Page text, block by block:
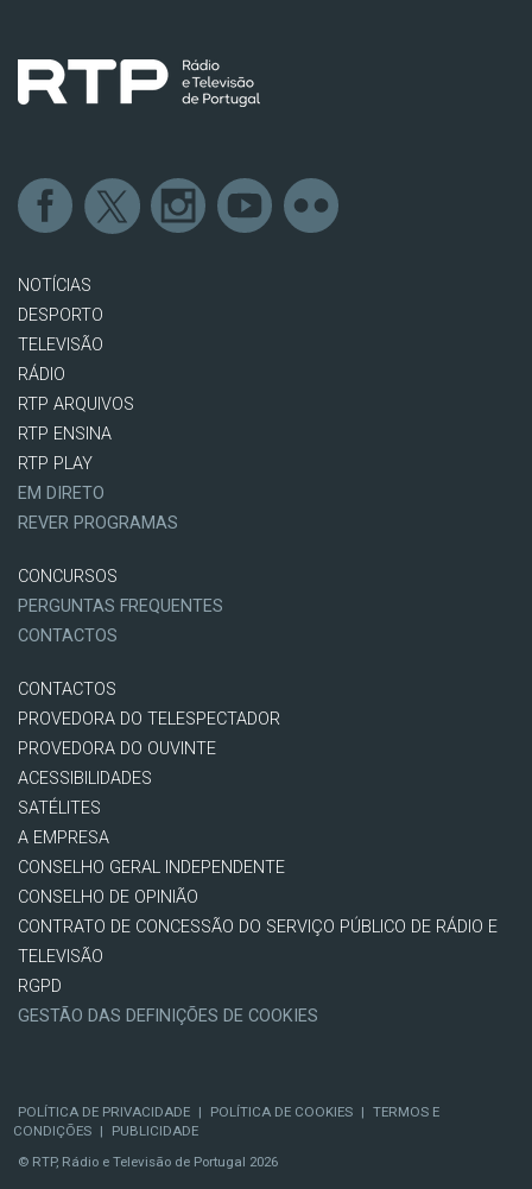
NOTÍCIAS
DESPORTO
TELEVISÃO
RÁDIO
RTP ARQUIVOS
RTP ENSINA
RTP PLAY
EM DIRETO
REVER PROGRAMAS
CONCURSOS
PERGUNTAS FREQUENTES
CONTACTOS
CONTACTOS
PROVEDORA DO TELESPECTADOR
PROVEDORA DO OUVINTE
ACESSIBILIDADES
SATÉLITES
A EMPRESA
CONSELHO GERAL INDEPENDENTE
CONSELHO DE OPINIÃO
CONTRATO DE CONCESSÃO DO SERVIÇO PÚBLICO DE RÁDIO E
TELEVISÃO
RGPD
GESTÃO DAS DEFINIÇÕES DE COOKIES
POLÍTICA DE PRIVACIDADE | POLÍTICA DE COOKIES | TERMOS E
CONDIÇÕES |
PUBLICIDADE
© RTP, Rádio e Televisão de Portugal 2026